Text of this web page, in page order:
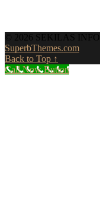
© 2026 SEKILAS INFO
SuperbThemes.com
Back to Top ↑
Call Now Button